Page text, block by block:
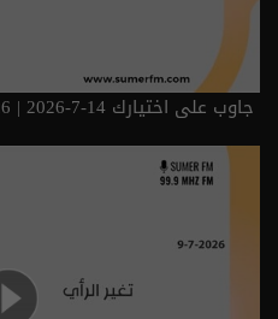
جاوب على اختيارك 14-7-2026 | 2026